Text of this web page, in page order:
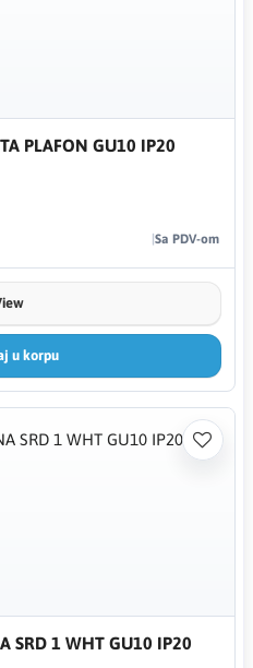
PLAFON GU10 IP20
Sa PDV-om
u korpu
SRD 1 WHT GU10 IP20